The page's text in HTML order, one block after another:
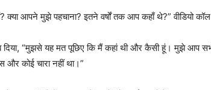
आपने मुझे पहचाना? इतने वर्षों तक आप कहाँ थे?” वीडियो
दिया, “मुझसे यह मत पूछिए कि मैं कहां थी और कैसी हूं। मुझे आप
और कोई चारा नहीं था।”